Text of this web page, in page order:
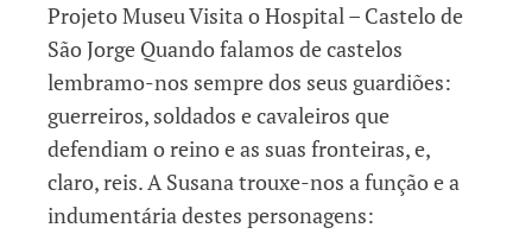
Projeto Museu Visita o Hospital – Castelo de
São Jorge Quando falamos de castelos
lembramo-nos sempre dos seus guardiões:
guerreiros, soldados e cavaleiros que
defendiam o reino e as suas fronteiras, e,
claro, reis. A Susana trouxe-nos a função e a
indumentária destes personagens: